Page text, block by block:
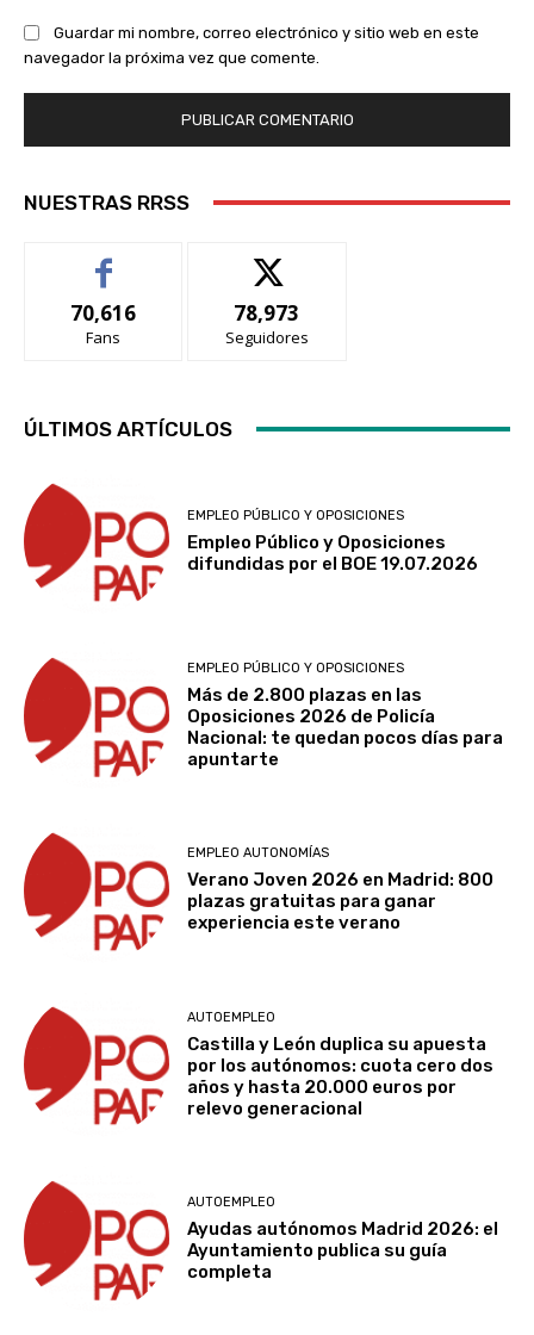
Guardar mi nombre, correo electrónico y sitio web en este
navegador la próxima vez que comente.
NUESTRAS RRSS
70,616
Fans
78,973
Seguidores
ÚLTIMOS ARTÍCULOS
EMPLEO PÚBLICO Y OPOSICIONES
Empleo Público y Oposiciones
difundidas por el BOE 19.07.2026
EMPLEO PÚBLICO Y OPOSICIONES
Más de 2.800 plazas en las
Oposiciones 2026 de Policía
Nacional: te quedan pocos días para
apuntarte
EMPLEO AUTONOMÍAS
Verano Joven 2026 en Madrid: 800
plazas gratuitas para ganar
experiencia este verano
AUTOEMPLEO
Castilla y León duplica su apuesta
por los autónomos: cuota cero dos
años y hasta 20.000 euros por
relevo generacional
AUTOEMPLEO
Ayudas autónomos Madrid 2026: el
Ayuntamiento publica su guía
completa